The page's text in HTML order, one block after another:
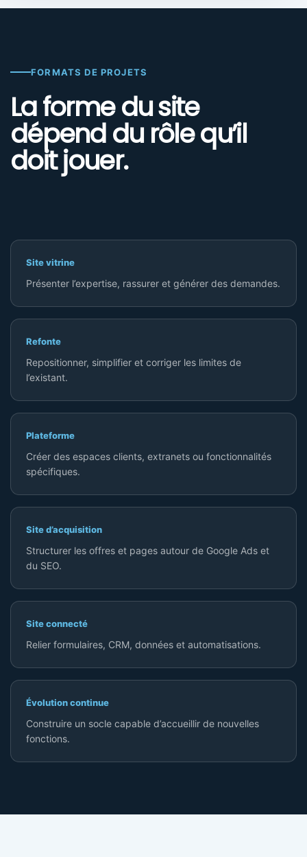
FORMATS DE PROJETS
La forme du site
dépend du rôle qu’il
doit jouer.
Site vitrine
Présenter l’expertise, rassurer et générer des demandes.
Refonte
Repositionner, simplifier et corriger les limites de
l’existant.
Plateforme
Créer des espaces clients, extranets ou fonctionnalités
spécifiques.
Site d’acquisition
Structurer les offres et pages autour de Google Ads et
du SEO.
Site connecté
Relier formulaires, CRM, données et automatisations.
Évolution continue
Construire un socle capable d’accueillir de nouvelles
fonctions.